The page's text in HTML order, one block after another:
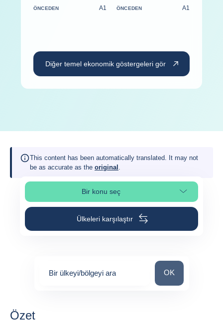
ÖNCEDEN A1 ÖNCEDEN A1
Diğer temel ekonomik göstergeleri gör
This content has been automatically translated. It may not
be as accurate as the original .
Bir konu seçSayfa bölümünü seç
Ülkeleri karşılaştır
Bir ülkeyi/bölgeyi ara Bir ülkeyi/bölgeyi
OK
Özet